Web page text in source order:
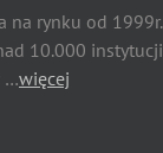
na rynku od 1999r.
10.000 instytucji
…więcej